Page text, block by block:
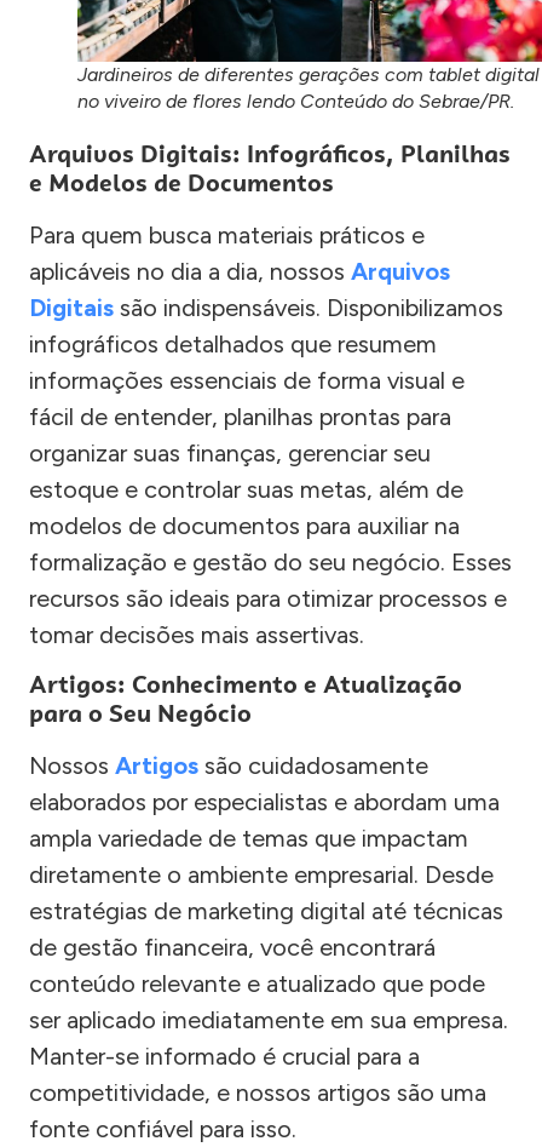
Jardineiros de diferentes gerações com tablet digital
no viveiro de flores lendo Conteúdo do Sebrae/PR.
Arquivos Digitais: Infográficos, Planilhas
e Modelos de Documentos
Para quem busca materiais práticos e
aplicáveis no dia a dia, nossos Arquivos
Digitais são indispensáveis. Disponibilizamos
infográficos detalhados que resumem
informações essenciais de forma visual e
fácil de entender, planilhas prontas para
organizar suas finanças, gerenciar seu
estoque e controlar suas metas, além de
modelos de documentos para auxiliar na
formalização e gestão do seu negócio. Esses
recursos são ideais para otimizar processos e
tomar decisões mais assertivas.
Artigos: Conhecimento e Atualização
para o Seu Negócio
Nossos Artigos são cuidadosamente
elaborados por especialistas e abordam uma
ampla variedade de temas que impactam
diretamente o ambiente empresarial. Desde
estratégias de marketing digital até técnicas
de gestão financeira, você encontrará
conteúdo relevante e atualizado que pode
ser aplicado imediatamente em sua empresa.
Manter-se informado é crucial para a
competitividade, e nossos artigos são uma
fonte confiável para isso.